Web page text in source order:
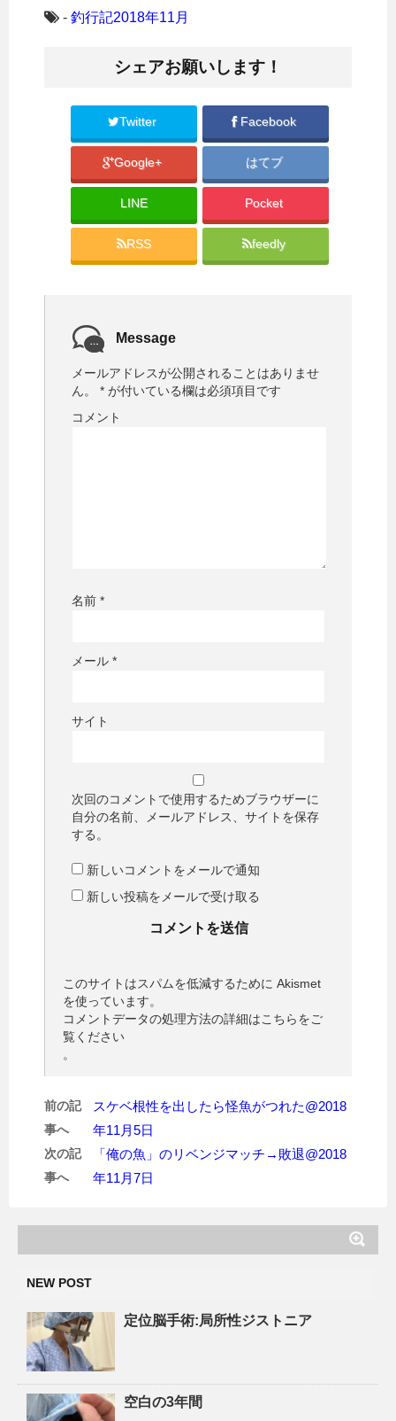
し
て
で
ウ
ウ
き
b
o
は
リ
ク
て
い
し
で
開
き
ま
す
)
- 釣行記2018年11月
シェアお願いします！
Twitter Facebook
Google+ はてブ
LINE Pocket
RSS feedly
Message
メールアドレスが公開されることはありませ
ん。
* が付いている欄は必須項目です
コメント
名前 *
メール *
サイト
次回のコメントで使用するためブラウザーに
自分の名前、メールアドレス、サイトを保存
する。
新しいコメントをメールで通知
新しい投稿をメールで受け取る
このサイトはスパムを低減するために Akismet
を使っています。
コメントデータの処理方法の詳細はこちらをご
覧ください
。
前の記
事へ
スケベ根性を出したら怪魚がつれた@2018
年11月5日
次の記
事へ
「俺の魚」のリベンジマッチ→敗退@2018
年11月7日
NEW POST
定位脳手術:局所性ジストニア
空白の3年間